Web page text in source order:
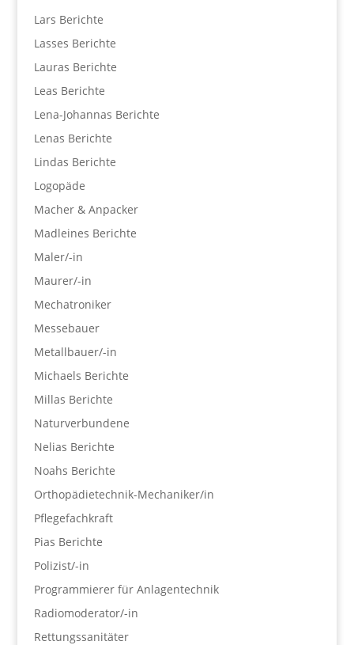
Lars Berichte
Lasses Berichte
Lauras Berichte
Leas Berichte
Lena-Johannas Berichte
Lenas Berichte
Lindas Berichte
Logopäde
Macher & Anpacker
Madleines Berichte
Maler/-in
Maurer/-in
Mechatroniker
Messebauer
Metallbauer/-in
Michaels Berichte
Millas Berichte
Naturverbundene
Nelias Berichte
Noahs Berichte
Orthopädietechnik-Mechaniker/in
Pflegefachkraft
Pias Berichte
Polizist/-in
Programmierer für Anlagentechnik
Radiomoderator/-in
Rettungssanitäter